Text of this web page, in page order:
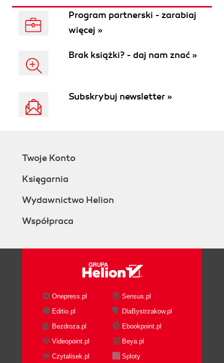
Program partnerski - zarabiaj
więcej »
Brak książki? - daj nam znać »
Subskrybuj newsletter »
Twoje Konto
Księgarnia
Wydawnictwo Helion
Współpraca
Onepress.pl
Sensus.pl
Editio.pl
DlaBystrzakow.pl
Bezdroza.pl
Ebookpoint.pl
Videopoint.pl
Beya.pl
Czytalisek.pl
Sploty